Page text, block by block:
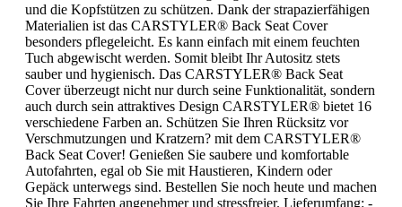
und die Kopfstützen zu schützen. Dank der strapazierfähigen
Materialien ist das CARSTYLER® Back Seat Cover
besonders pflegeleicht. Es kann einfach mit einem feuchten
Tuch abgewischt werden. Somit bleibt Ihr Autositz stets
sauber und hygienisch. Das CARSTYLER® Back Seat
Cover überzeugt nicht nur durch seine Funktionalität, sondern
auch durch sein attraktives Design CARSTYLER® bietet 16
verschiedene Farben an. Schützen Sie Ihren Rücksitz vor
Verschmutzungen und Kratzern? mit dem CARSTYLER®
Back Seat Cover! Genießen Sie saubere und komfortable
Autofahrten, egal ob Sie mit Haustieren, Kindern oder
Gepäck unterwegs sind. Bestellen Sie noch heute und machen
Sie Ihre Fahrten angenehmer und stressfreier. Lieferumfang: -